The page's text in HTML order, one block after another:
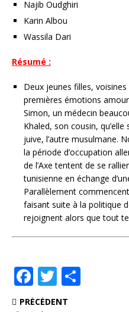
Najib Oudghiri
Karin Albou
Wassila Dari
Résumé :
Deux jeunes filles,
premières émotions
Simon, un médecin
Khaled, son cousin,
juive, l’autre musulmane.
la période d’occupation
de l’Axe tentent de se
tunisienne en échange
Parallèlement
faisant suite à la politique
rejoignent alors que tout
F
a
T
w
PRÉCÉDENT